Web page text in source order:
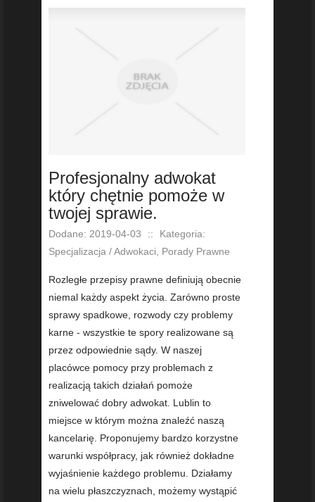
Profesjonalny adwokat
który chętnie pomoże w
twojej sprawie.
Dodane: 2019-04-03 ::
Kategoria:
Specjalizacja / Adwokaci, Porady Prawne
Rozległe przepisy prawne definiują obecnie
niemal każdy aspekt życia. Zarówno proste
sprawy spadkowe, rozwody czy problemy
karne - wszystkie te spory realizowane są
przez odpowiednie sądy. W naszej
placówce pomocy przy problemach z
realizacją takich działań pomoże
zniwelować dobry adwokat. Lublin to
miejsce w którym można znaleźć naszą
kancelarię. Proponujemy bardzo korzystne
warunki współpracy, jak również dokładne
wyjaśnienie każdego problemu. Działamy
na wielu płaszczyznach, możemy wystąpić